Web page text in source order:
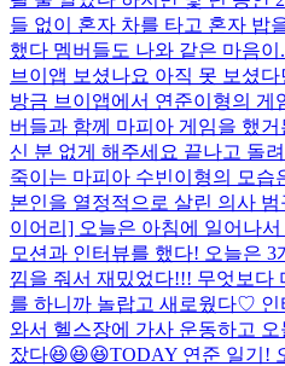
들 없이 혼자 차를 타고 혼자 밥
했다 멤버들도 나와 같은 마음이
브이앱 보셨나요 아직 못 보셨
방금 브이앱에서 연준이형의 게
버들과 함께 마피아 게임을 했
신 분 없게 해주세요 끝나고 돌
죽이는 마피아 수빈이형의 모습
본인을 열정적으로 살린 의사 범
이어리] 오늘은 아침에 일어나
모션과 인터뷰를 했다! 오늘은
낌을 줘서 재밌었다!!! 무엇보다
를 하니까 놀랍고 새로웠다♡
와서 헬스장에 가사 운동하고
잤다😆😆😆TODAY 연준 일기!